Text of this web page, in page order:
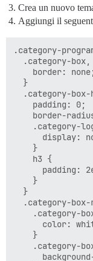
Crea un nuovo
Aggiungi il
.category-
.category-
border:
  }
.category-box-
    padding: 0;
border-
.category-
display:
    }
    h3 {
padding:
    }
  }
.category-box-
.category-
color:
    }
.category-